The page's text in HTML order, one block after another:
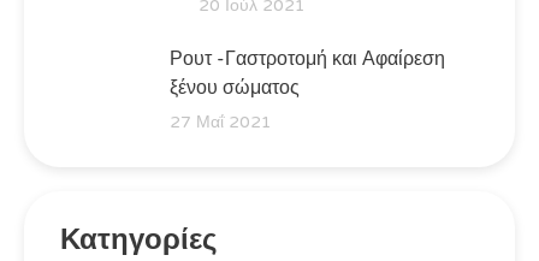
20 Ιούλ 2021
Ρουτ -Γαστροτομή και Αφαίρεση
ξένου σώματος
27 Μαΐ 2021
Κατηγορίες